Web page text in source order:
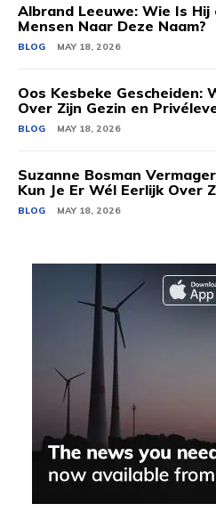
Albrand Leeuwe: Wie Is Hij
Mensen Naar Deze Naam?
BLOG MAY 18, 2026
Oos Kesbeke Gescheiden:
Over Zijn Gezin en
BLOG MAY 18, 2026
Suzanne Bosman
Kun Je Er Wél Eerlijk Over
BLOG MAY 18, 2026